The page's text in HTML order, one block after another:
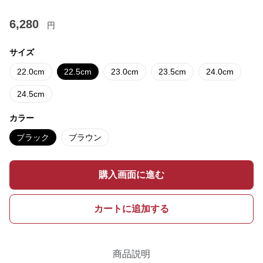
6,280 円
サイズ
22.0cm 22.5cm 23.0cm 23.5cm 24.0cm
24.5cm
カラー
ブラック ブラウン
購入画面に進む
カートに追加する
商品説明